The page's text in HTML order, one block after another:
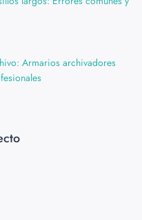
Armarios archivadores